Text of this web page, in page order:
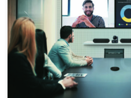
Пандемия COVID-19 вынудила многих
домов, и спрос на инструменты для
для видеоконференцсвязи резко
растущий спрос, Samsung объявила о
чтобы предложить решения для
видеоконференцсвязи. Новые решения
компаний включают в себя […]